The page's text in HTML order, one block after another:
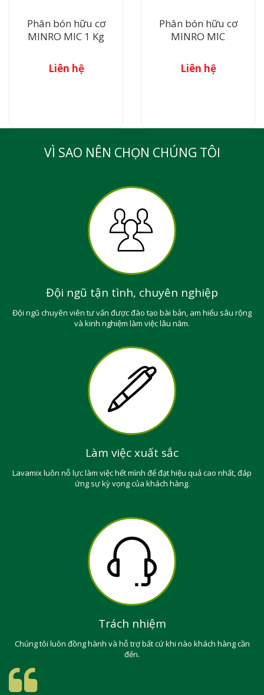
7. Cao su:
- Vườn stump: 50 g/gốc/lần x 2 lần.
Bảo quản nơi khô ráo, thoáng mát.
Phân bón hữu cơ
MINRO MIC 1 Kg
Liên hệ
Phân bón hữu cơ
MINRO MIC
Liên hệ
VÌ SAO NÊN CHỌN CHÚNG TÔI
Đội ngũ tận tình, chuyên nghiệp
Đội ngũ chuyên viên tư vấn được đào tạo bài bản, am hiểu sâu rộng
và kinh nghiệm làm việc lâu năm.
Làm việc xuất sắc
Lavamix luôn nỗ lực làm việc hết mình để đạt hiệu quả cao nhất, đáp
ứng sự kỳ vọng của khách hàng.
Trách nhiệm
Chúng tôi luôn đồng hành và hỗ trợ bất cứ khi nào khách hàng cần
đến.